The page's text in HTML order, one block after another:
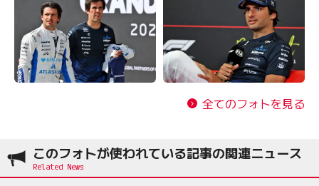
全てのフォトを見る
このフォトが使われている記事の関連ニュース